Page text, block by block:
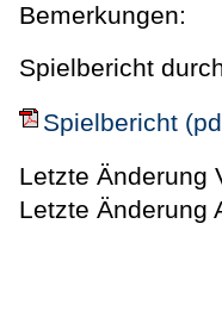
Bemerkungen:
Spielbericht
Spielbericht
Letzte Änderung
Letzte Änderung